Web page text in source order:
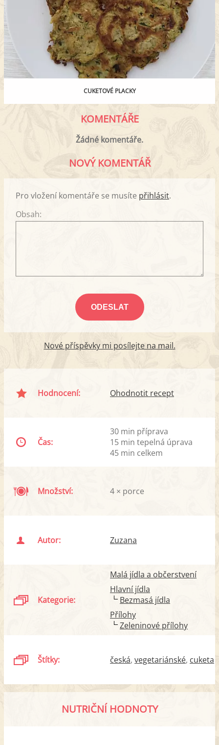
CUKETOVÉ PLACKY
KOMENTÁŘE
Žádné komentáře.
NOVÝ KOMENTÁŘ
Pro vložení komentáře se musíte přihlásit.
Obsah:
Nové příspěvky mi posílejte na mail.
Hodnocení: Ohodnotit recept
Čas:
30 min příprava
15 min tepelná úprava
45 min celkem
Množství: 4 × porce
Autor: Zuzana
Kategorie:
Malá jídla a občerstvení
Hlavní jídla
Bezmasá jídla
Přílohy
Zeleninové přílohy
Štítky: česká vegetariánské cuketa
NUTRIČNÍ HODNOTY